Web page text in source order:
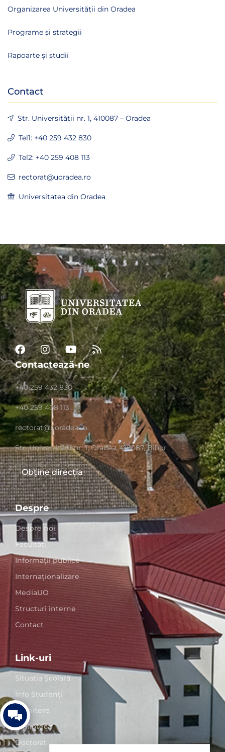
Organizarea Universității din Oradea
Programe și strategii
Rapoarte și studii
Contact
Str. Universității nr. 1, 410087 – Oradea
Tel1: +40 259 432 830
Tel2: +40 259 408 113
rectorat@uoradea.ro
Universitatea din Oradea
Contactează-ne
+40 259 432 830
+40 259 408 113
rectorat@uoradea.ro
Str. Universităţii nr. 1, Oradea, 410087, Bihor
Obține direcția
Despre
Despre noi
Facultăți
Informații publice
Internaționalizare
MediaUO
Structuri interne
Contact
Link-uri
Situaţia Școlară
Info Studenți
Admitere
Biblioteca
Doctorat